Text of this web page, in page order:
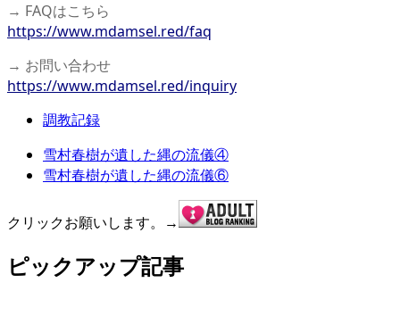
→ FAQはこちら
https://www.mdamsel.red/faq
→ お問い合わせ
https://www.mdamsel.red/inquiry
調教記録
雪村春樹が遺した縄の流儀④
雪村春樹が遺した縄の流儀⑥
クリックお願いします。→
ピックアップ記事